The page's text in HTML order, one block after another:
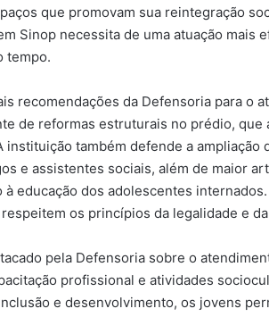
que promovam sua reintegração
Sinop necessita de uma atuação mais
tempo.
recomendações da Defensoria para o
de reformas estruturais no prédio,
instituição também defende a
e assistentes sociais, além de maior
educação dos adolescentes
os princípios da legalidade e
pela Defensoria sobre o
profissional e atividades
e desenvolvimento, os jovens